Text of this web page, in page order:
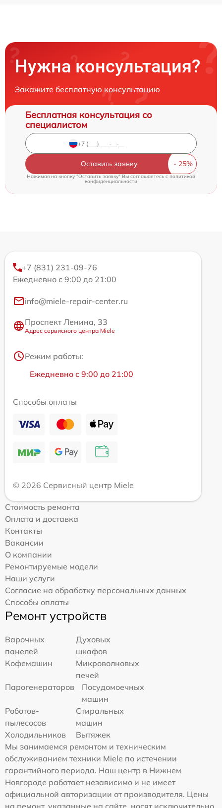
Нужна консультация?
Закажите бесплатную консультацию
Бесплатная консультация со
специалистом
Оставить заявку
Нажимая на кнопку "Оставить заявку" Вы соглашаетесь cполитикой
конфиденциальности
+7 (831) 231-09-76
Ежедневно с 9:00 до 21:00
info@miele-repair-center.ru
Проспект Ленина, 33
Адрес сервисного центра Miele
Режим работы:
Ежедневно с 9:00 до 21:00
Способы оплаты
© 2026 Сервисный центр Miele
Стоимость ремонта
Оплата и доставка
Контакты
Вакансии
О компании
Ремонтируемые модели
Наши услуги
Согласие на обработку персональных данных
Способы оплаты
Ремонт устройств
Варочных
панелей
Духовых
шкафов
Кофемашин
Микроволновых
печей
Парогенераторов
Посудомоечных
машин
Роботов-
пылесосов
Стиральных
машин
Холодильников
Вытяжек
Мы занимаемся ремонтом и техническим
обслуживанием техники Miele по истечении
гарантийного периода. Наш центр в Нижнем
Новгороде работает независимо и не имеет
официальной авторизации от производителя. Цены
на ремонт, указанные на сайте, носят исключительно